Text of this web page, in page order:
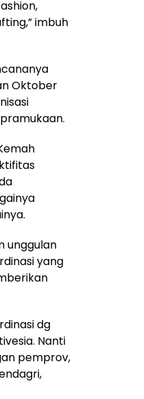
imbuh
Oktober
unggulan
yang
dg
Nanti
pemprov,